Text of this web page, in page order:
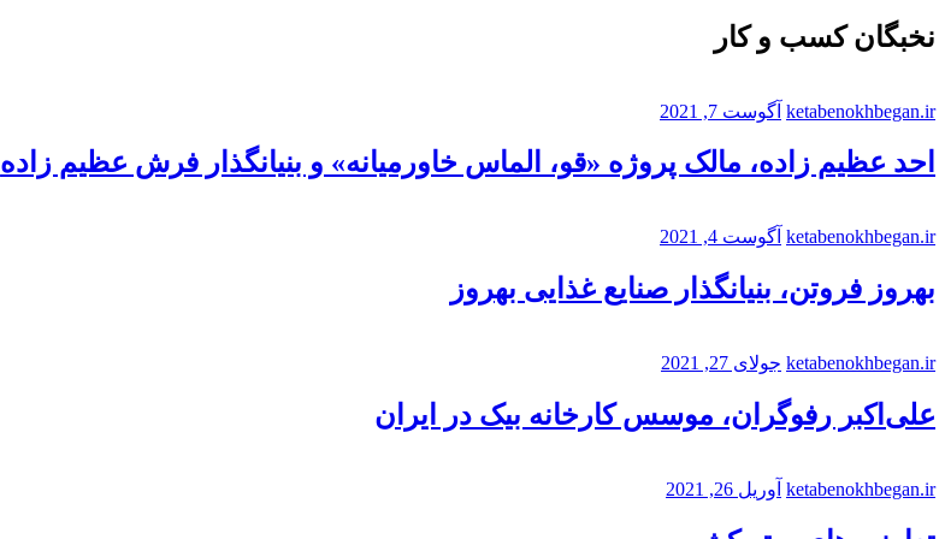
نخبگان کسب و کار
ketabenokhbegan.ir آگوست 7, 2021
احد عظیم زاده، مالک پروژه «قو، الماس خاورمیانه» و بنیانگذار فرش عظیم زاده
ketabenokhbegan.ir آگوست 4, 2021
بهروز فروتن، بنیانگذار صنایع غذایی بهروز
ketabenokhbegan.ir جولای 27, 2021
علی‌اکبر رفوگران، موسس کارخانه بیک در ایران
ketabenokhbegan.ir آوریل 26, 2021